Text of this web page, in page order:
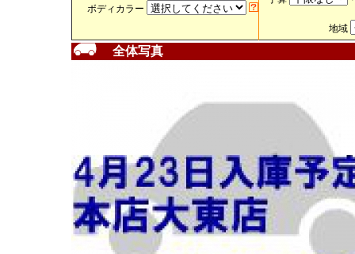
ボディカラー
地域
全体写真